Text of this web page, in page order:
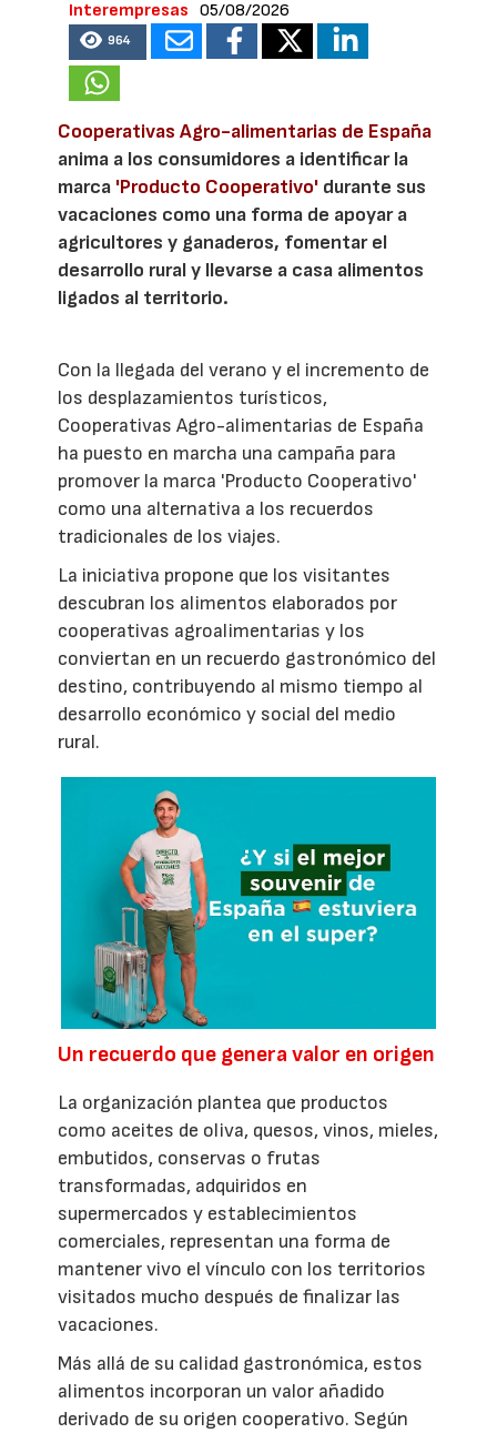
Interempresas 05/08/2026
964
Cooperativas Agro-alimentarias de España
anima a los consumidores a identificar la
marca 'Producto Cooperativo' durante sus
vacaciones como una forma de apoyar a
agricultores y ganaderos, fomentar el
desarrollo rural y llevarse a casa alimentos
ligados al territorio.
Con la llegada del verano y el incremento de
los desplazamientos turísticos,
Cooperativas Agro-alimentarias de España
ha puesto en marcha una campaña para
promover la marca 'Producto Cooperativo'
como una alternativa a los recuerdos
tradicionales de los viajes.
La iniciativa propone que los visitantes
descubran los alimentos elaborados por
cooperativas agroalimentarias y los
conviertan en un recuerdo gastronómico del
destino, contribuyendo al mismo tiempo al
desarrollo económico y social del medio
rural.
Un recuerdo que genera valor en origen
La organización plantea que productos
como aceites de oliva, quesos, vinos, mieles,
embutidos, conservas o frutas
transformadas, adquiridos en
supermercados y establecimientos
comerciales, representan una forma de
mantener vivo el vínculo con los territorios
visitados mucho después de finalizar las
vacaciones.
Más allá de su calidad gastronómica, estos
alimentos incorporan un valor añadido
derivado de su origen cooperativo. Según